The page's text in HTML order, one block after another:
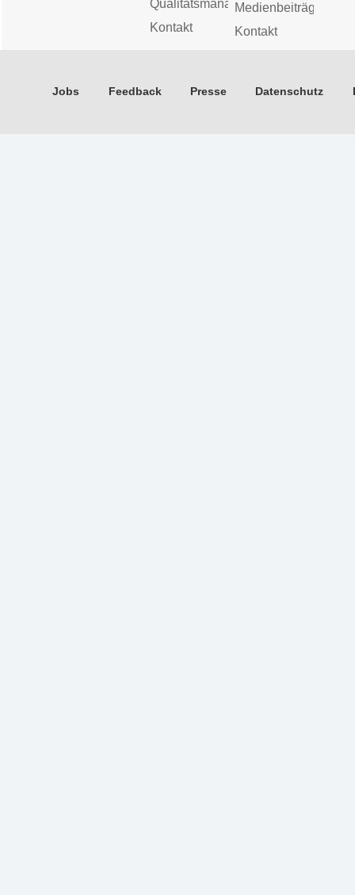
Qualitätsmanagement
Kontakt
Medienbeiträge
Kontakt
Jobs Feedback Presse Datenschutz